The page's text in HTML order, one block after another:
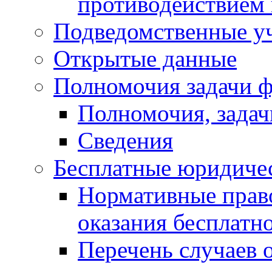
Подведомственные
Открытые данные
Полномочия задачи
Полномочия,
Сведения
Бесплатные
Нормативные
оказания
Перечень случаев